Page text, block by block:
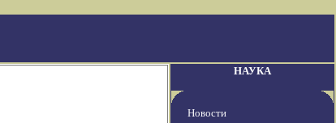
НАУКА
Новости